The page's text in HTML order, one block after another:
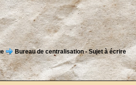
Bureau de centralisation - Sujet à écrire